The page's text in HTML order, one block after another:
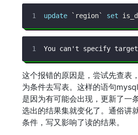
update ` region` set
这个报错的原因是，尝试先查表
为条件去写表。这样的语句
是因为有可能会出现，更新了一
选出的结果集就变化了。通俗讲
条件，写又影响了读的结果。